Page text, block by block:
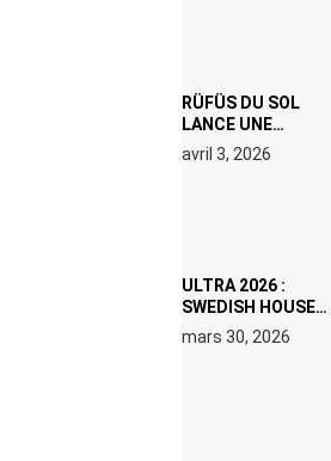
RÜFÜS DU SOL
LANCE UNE
RÉSIDENCE DJ
SET DE QUATRE
avril 3, 2026
ULTRA 2026 :
SWEDISH HOUSE
MAFIA RETROUVE
ERIC PRYDZ DANS
mars 30, 2026